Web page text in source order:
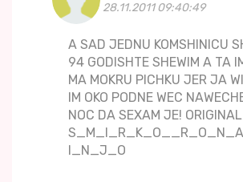
28.11.2011 09:40:49
A SAD JEDNU KOMSHINICU
94 GODISHTE SHEWIM A TA
MA MOKRU PICHKU JER JA
IM OKO PODNE WEC
NOC DA SEXAM JE!
I_N_J_O